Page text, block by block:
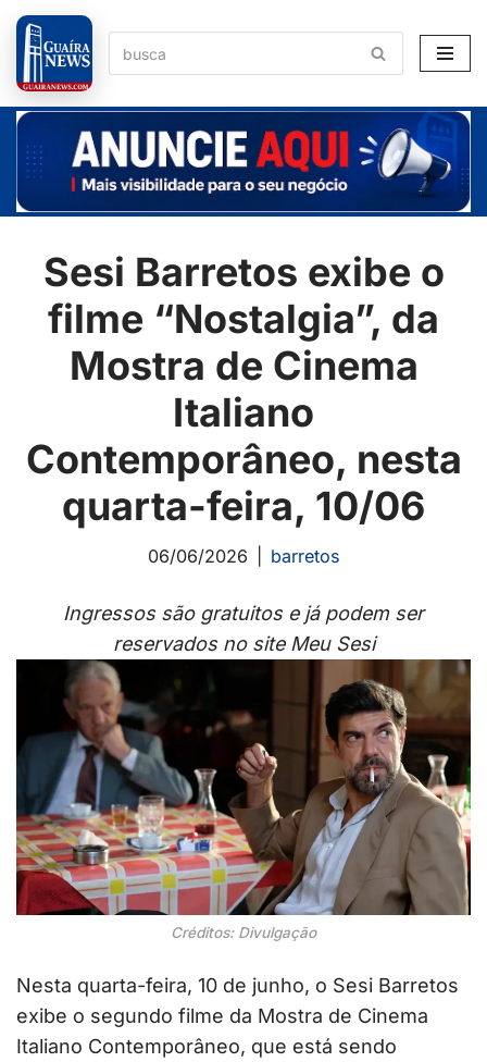
Pular
para
o
conteúdo
Sesi Barretos exibe o
filme “Nostalgia”, da
Mostra de Cinema
Italiano
Contemporâneo, nesta
quarta-feira, 10/06
06/06/2026 barretos
Ingressos são gratuitos e já podem ser
reservados no site Meu Sesi
Créditos: Divulgação
Nesta quarta-feira, 10 de junho, o Sesi Barretos
exibe o segundo filme da Mostra de Cinema
Italiano Contemporâneo, que está sendo